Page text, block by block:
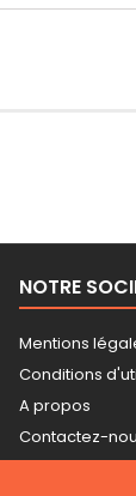
NOTRE
Mentions
Conditions
A propos
Contactez-
Plan du site